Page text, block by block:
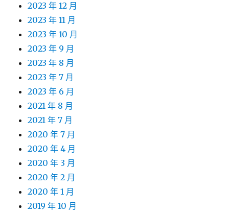
2023 年 12 月
2023 年 11 月
2023 年 10 月
2023 年 9 月
2023 年 8 月
2023 年 7 月
2023 年 6 月
2021 年 8 月
2021 年 7 月
2020 年 7 月
2020 年 4 月
2020 年 3 月
2020 年 2 月
2020 年 1 月
2019 年 10 月